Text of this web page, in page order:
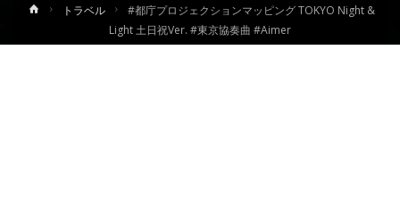
ホ
ム
トラベル
#都庁プロジェクションマッピング TOKYO Night &
Light 土日祝Ver. #東京協奏曲 #Aimer